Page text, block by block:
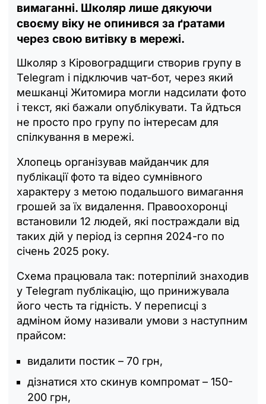
вимаганні. Школяр лише дякуючи
своєму віку не опинився за ґратами
через свою витівку в мережі.
Школяр з Кіровоградщиги створив групу в
Telegram і підключив чат-бот, через який
мешканці Житомира могли надсилати фото
і текст, які бажали опублікувати. Та йдться
не просто про групу по інтересам для
спілкування в мережі.
Хлопець організував майданчик для
публікації фото та відео сумнівного
характеру з метою подальшого вимагання
грошей за їх видалення. Правоохоронці
встановили 12 людей, які постраждали від
таких дій у період із серпня 2024-го по
січень 2025 року.
Схема працювала так: потерпілий знаходив
у Telegram публікацію, що принижувала
його честь та гідність. У переписці з
адміном йому називали умови з наступним
прайсом:
видалити постик – 70 грн,
дізнатися хто скинув компромат – 150-
200 грн,